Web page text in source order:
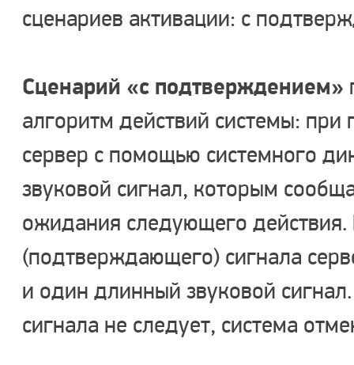
сценариев активации: с
Сценарий «с подтверждением»
алгоритм действий системы: при
сервер с помощью системного
звуковой сигнал, которым
ожидания следующего
(подтверждающего) сигнала
и один длинный звуковой
сигнала не следует, система